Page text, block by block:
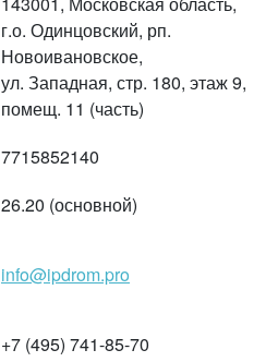
г.о. Одинцовский, рп.
Новоивановское,
ул. Западная, стр. 180, этаж 9,
помещ. 11 (часть)
7715852140
26.20 (основной)
info@ipdrom.pro
+7 (495) 741-85-70